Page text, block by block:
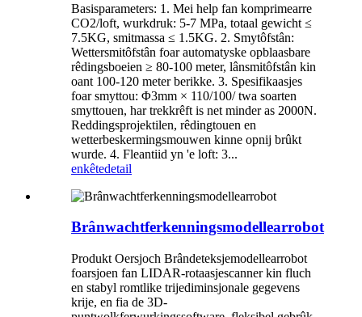
Basisparameters: 1. Mei help fan komprimearre
CO2/loft, wurkdruk: 5-7 MPa, totaal gewicht ≤
7.5KG, smitmassa ≤ 1.5KG. 2. Smytôfstân:
Wettersmitôfstân foar automatyske opblaasbare
rêdingsboeien ≥ 80-100 meter, lânsmitôfstân kin
oant 100-120 meter berikke. 3. Spesifikaasjes
foar smyttou: Φ3mm × 110/100/ twa soarten
smyttouen, har trekkrêft is net minder as 2000N.
Reddingsprojektilen, rêdingtouen en
wetterbeskermingsmouwen kinne opnij brûkt
wurde. 4. Fleantiid yn 'e loft: 3...
enkêtedetail
Brânwachtferkenningsmodellearrobot
Produkt Oersjoch Brândeteksjemodellearrobot
foarsjoen fan LIDAR-rotaasjescanner kin fluch
en stabyl romtlike trijediminsjonale gegevens
krije, en fia de 3D-